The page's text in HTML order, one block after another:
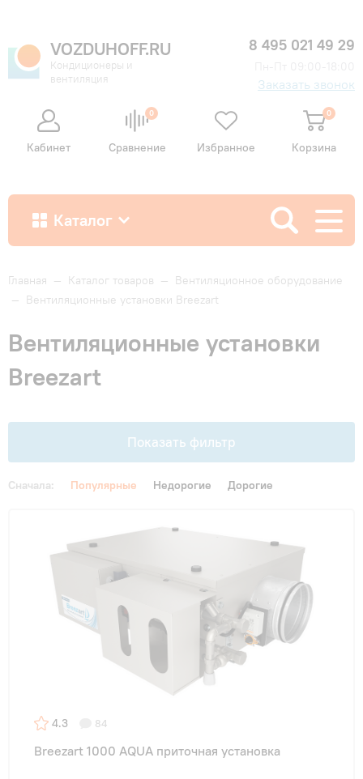
VOZDUHOFF.RU
Кондиционеры и
вентиляция
8 495 021 49 29
Заказать звонок
Кабинет
0
Сравнение Избранное
0
Корзина
Каталог
Как купить
Гарантия и сервис
Монтаж
Контакты
Главная — Каталог товаров — Вентиляционное оборудование
— Вентиляционные установки Breezart
Вентиляционные установки
Breezart
Показать фильтр
Сначала: Популярные Недорогие Дорогие
4.3 84
Breezart 1000 AQUA приточная установка